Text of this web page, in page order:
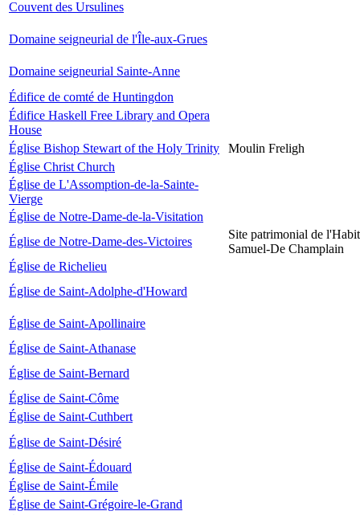
Couvent des Ursulines
Domaine seigneurial de l'Île-aux-Grues
Domaine seigneurial Sainte-Anne
Édifice de comté de Huntingdon
Édifice Haskell Free Library and Opera
House
Église Bishop Stewart of the Holy Trinity
Moulin Freligh
Église Christ Church
Église de L'Assomption-de-la-Sainte-
Vierge
Église de Notre-Dame-de-la-Visitation
Église de Notre-Dame-des-Victoires
Site patrimonial de
Samuel-De Champlain
Église de Richelieu
Église de Saint-Adolphe-d'Howard
Église de Saint-Apollinaire
Église de Saint-Athanase
Église de Saint-Bernard
Église de Saint-Côme
Église de Saint-Cuthbert
Église de Saint-Désiré
Église de Saint-Édouard
Église de Saint-Émile
Église de Saint-Grégoire-le-Grand